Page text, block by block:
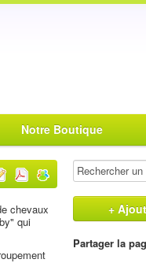
Notre Boutique
chevaux
qui
+
Partager la